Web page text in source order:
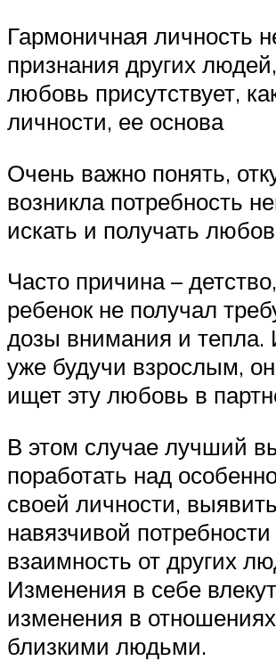
Гармоничная личность
признания других
любовь присутствует,
личности, ее основа
Очень важно понять,
возникла потребность
искать и получать
Часто причина –
ребенок не получал
дозы внимания и тепла.
уже будучи взрослым,
ищет эту любовь в
В этом случае лучший
поработать над
своей личности,
навязчивой потребности
взаимность от других
Изменения в себе
изменения в
близкими людьми.